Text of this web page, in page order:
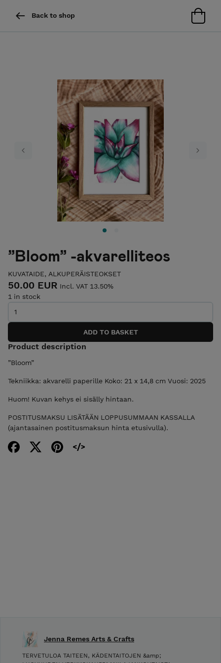
Back to shop
Previous Next
”Bloom” -akvarelliteos
KUVATAIDE, ALKUPERÄISTEOKSET
50.00 EUR Incl. VAT 13.50%
1 in stock
Product description
”Bloom”
Tekniikka: akvarelli paperille Koko: 21 x 14,8 cm Vuosi: 2025
Huom! Kuvan kehys ei sisälly hintaan.
POSTITUSMAKSU LISÄTÄÄN LOPPUSUMMAAN KASSALLA
(ajantasainen postitusmaksun hinta etusivulla).
Jenna Remes Arts & Crafts
TERVETULOA TAITEEN, KÄDENTAITOJEN &amp;